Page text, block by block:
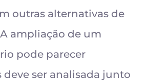
outras alternativas de
ampliação de um
pode parecer
deve ser analisada junto